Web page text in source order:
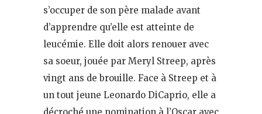
s’occuper de son père malade avant
d’apprendre qu’elle est atteinte de
leucémie. Elle doit alors renouer avec
sa soeur, jouée par Meryl Streep, après
vingt ans de brouille. Face à Streep et à
un tout jeune Leonardo DiCaprio, elle a